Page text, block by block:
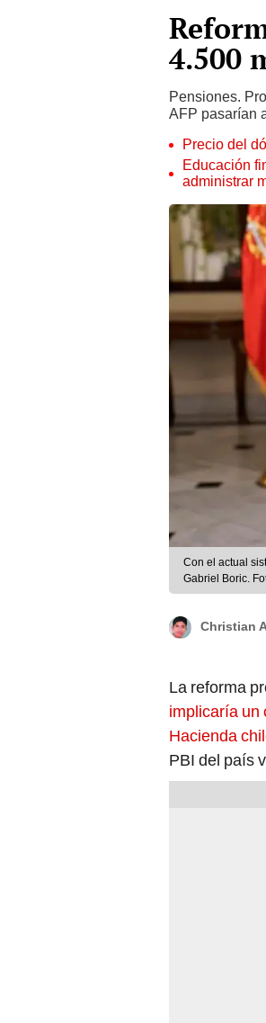
4.500
Pensiones.
AFP pasarían
Precio del
Educación
administrar
Con el actual
Gabriel Boric.
Christian
La reforma
implicaría un
Hacienda
PBI del país